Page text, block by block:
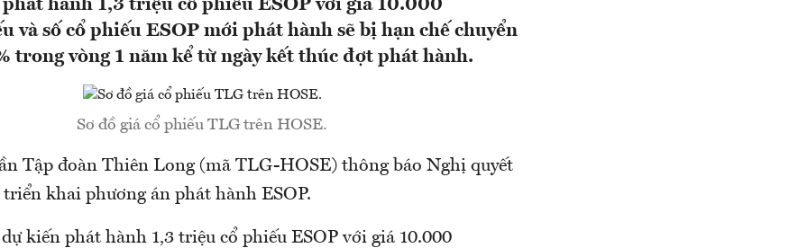
hành 1,3 triệu cổ phiếu ESOP với giá 10.000
và số cổ phiếu ESOP mới phát hành sẽ bị hạn chế chuyển
trong vòng 1 năm kể từ ngày kết thúc đợt phát hành.
Sơ đồ giá cổ phiếu TLG trên HOSE.
Tập đoàn Thiên Long (mã TLG-HOSE) thông báo Nghị quyết
khai phương án phát hành ESOP.
kiến phát hành 1,3 triệu cổ phiếu ESOP với giá 10.000